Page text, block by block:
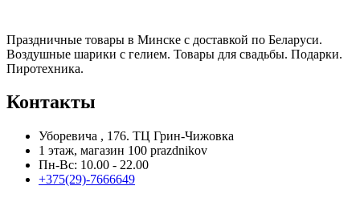
Праздничные товары в Минске с доставкой по Беларуси.
Воздушные шарики с гелием. Товары для свадьбы. Подарки.
Пиротехника.
Контакты
Уборевича , 176. ТЦ Грин-Чижовка
1 этаж, магазин 100 prazdnikov
Пн-Вс: 10.00 - 22.00
+375(29)-7666649